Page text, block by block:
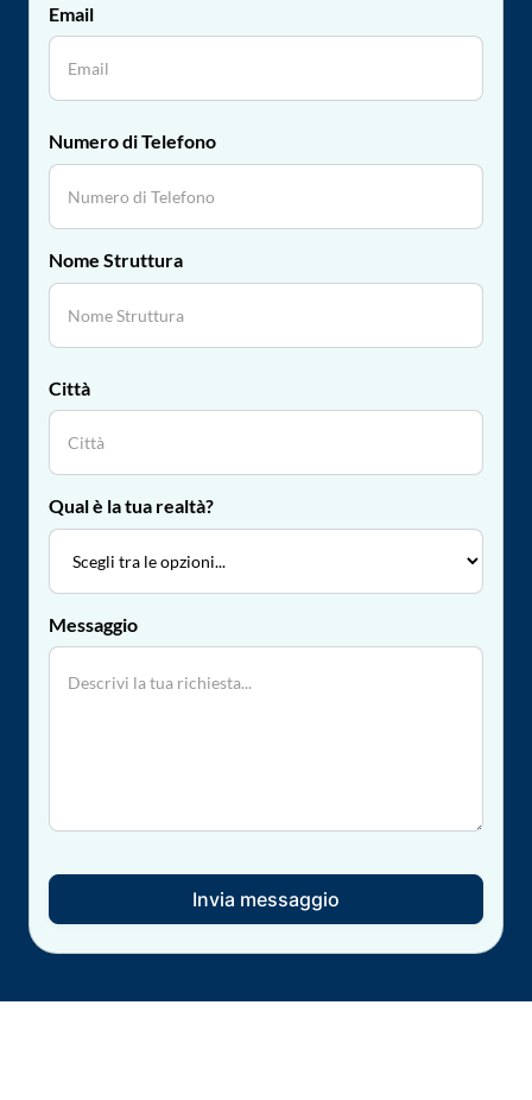
Email
Numero di Telefono
Nome Struttura
Città
Qual è la tua realtà?
Messaggio